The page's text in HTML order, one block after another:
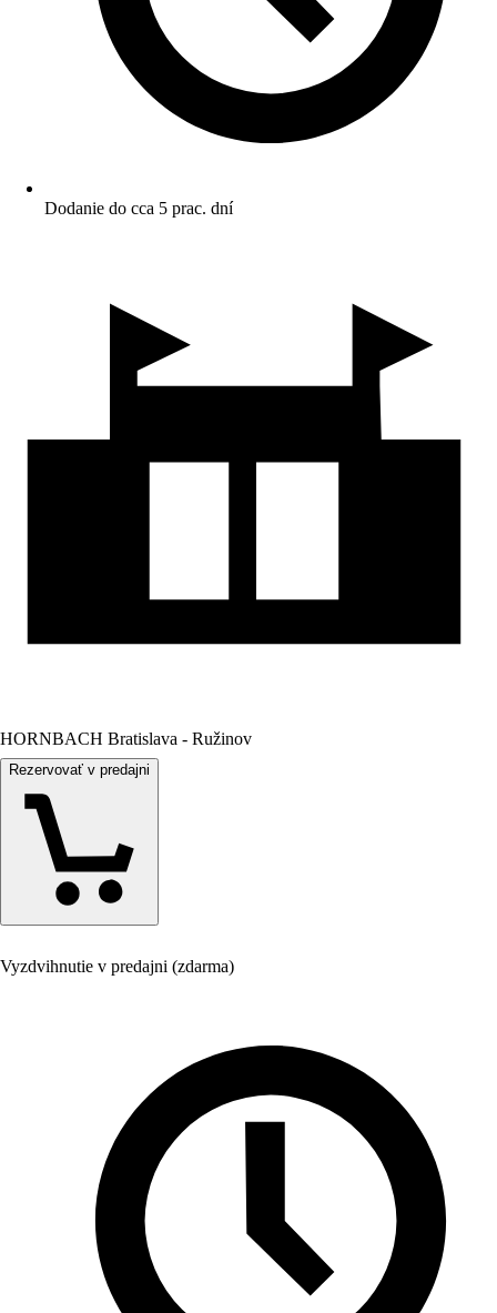
Dodanie do cca 5 prac. dní
HORNBACH Bratislava - Ružinov
Rezervovať v predajni
Vyzdvihnutie v predajni (zdarma)